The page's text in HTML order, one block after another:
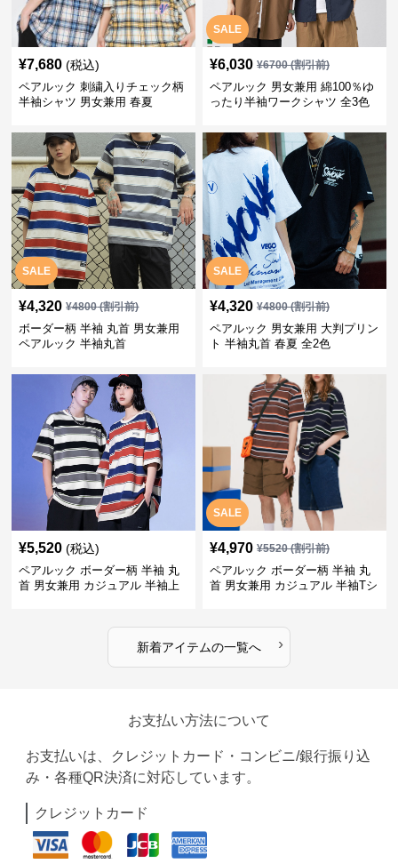
¥7,680 (税込)
ペアルック 刺繍入りチェック柄
半袖シャツ 男女兼用 春夏
SALE
¥6,030 ¥6700(割引前)
ペアルック 男女兼用 綿100％ゆ
ったり半袖ワークシャツ 全3色
SALE
¥4,320 ¥4800(割引前)
ボーダー柄 半袖 丸首 男女兼用
ペアルック 半袖丸首
SALE
¥4,320 ¥4800(割引前)
ペアルック 男女兼用 大判プリン
ト 半袖丸首 春夏 全2色
¥5,520 (税込)
ペアルック ボーダー柄 半袖 丸
首 男女兼用 カジュアル 半袖上
SALE
¥4,970 ¥5520(割引前)
ペアルック ボーダー柄 半袖 丸
首 男女兼用 カジュアル 半袖Tシ
新着アイテムの一覧へ ›
お支払い方法について
お支払いは、クレジットカード・コンビニ/銀行振り込
み・各種QR決済に対応しています。
クレジットカード